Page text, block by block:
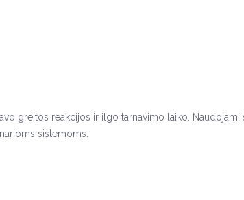
greitos reakcijos ir ilgo tarnavimo laiko.
sistemoms.